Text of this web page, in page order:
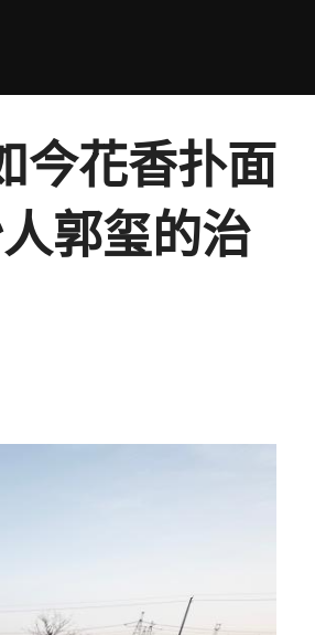
今花香扑面
郭玺的治